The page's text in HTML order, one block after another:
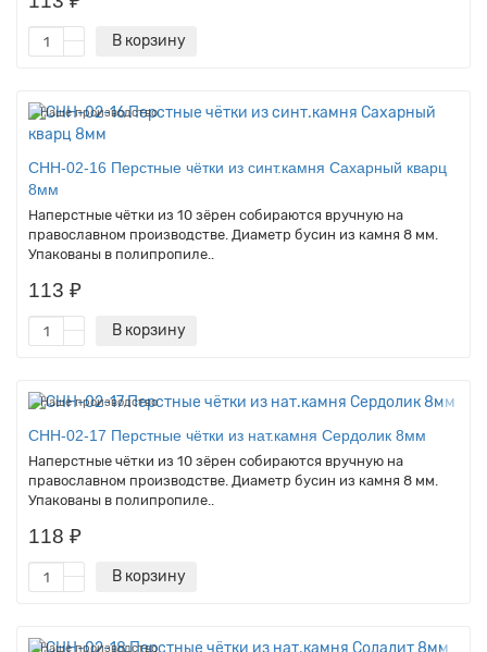
В корзину
Наше производство
CHH-02-16 Перстные чётки из синт.камня Сахарный кварц
8мм
Наперстные чётки из 10 зёрен собираются вручную на
православном производстве. Диаметр бусин из камня 8 мм.
Упакованы в полипропиле..
113 ₽
В корзину
Наше производство
CHH-02-17 Перстные чётки из нат.камня Сердолик 8мм
Наперстные чётки из 10 зёрен собираются вручную на
православном производстве. Диаметр бусин из камня 8 мм.
Упакованы в полипропиле..
118 ₽
В корзину
Наше производство